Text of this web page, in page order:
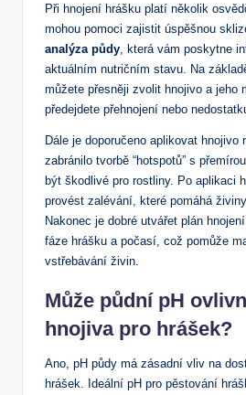
Při hnojení hrášku platí několik
mohou pomoci zajistit úspěšnou
analýza půdy , která vám poskytne
aktuálním nutričním stavu. Na
můžete přesněji zvolit hnojivo a jeho
předejdete přehnojení nebo
Dále je doporučeno aplikovat hnojivo
zabránilo tvorbě “hotspotů” s
být škodlivé pro rostliny. Po aplikaci
provést zalévání, které pomáhá
Nakonec je dobré utvářet plán
fáze hrášku a počasí, což pomůže
vstřebávání živin.
Může půdní pH
hnojiva pro hrášek?
Ano, pH půdy má zásadní vliv na
hrášek. Ideální pH pro pěstování